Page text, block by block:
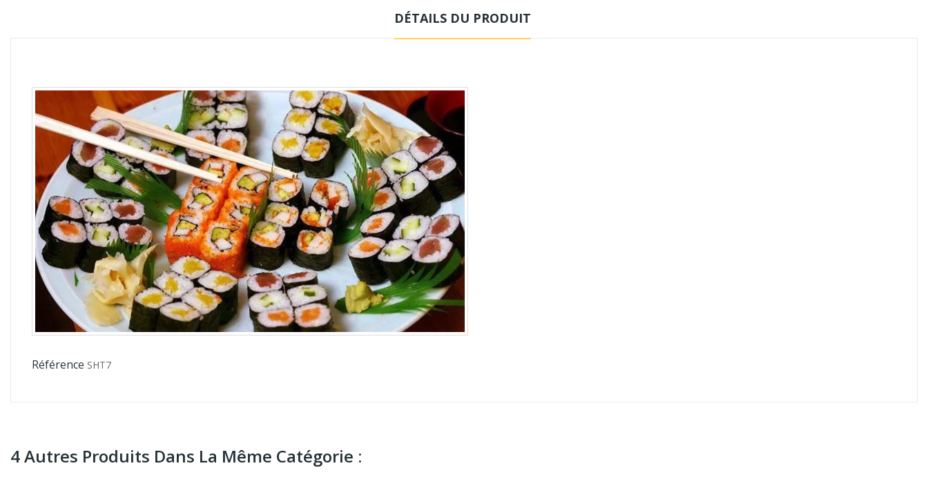
DÉTAILS DU PRODUIT
Référence SHT7
4 Autres Produits Dans La Même Catégorie :